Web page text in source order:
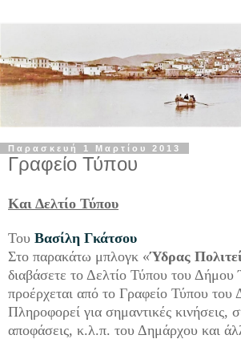
Παρασκευή 1 Μαρτίου 2013
Γραφείο Τύπου
Και Δελτίο Τύπου
Του Βασίλη Γκάτσου
Στο παρακάτω μπλογκ «Ύδρας
διαβάσετε το Δελτίο Τύπου του Δήμου
προέρχεται από το Γραφείο Τύπου
Πληροφορεί για σημαντικές κινήσεις,
αποφάσεις, κ.λ.π. του Δημάρχου και